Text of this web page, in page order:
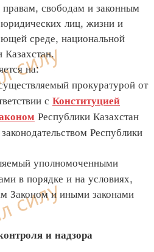
свободам и законным
лиц, жизни и
среде, национальной
Казахстан.
на:
прокуратурой от
с Конституцией
Республики Казахстан
Республики
уполномоченными
в порядке и на условиях,
Законом и иными законами
и надзора